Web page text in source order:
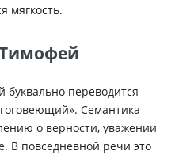
мягкость.
переводится
Семантика
о верности, уважении
В повседневной речи это